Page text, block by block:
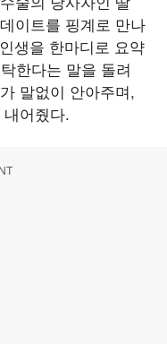
이트를 핑계로 만나
생을 한마디로 요약
한다는 말을 돌려
말없이 안아주며,
어줬다.